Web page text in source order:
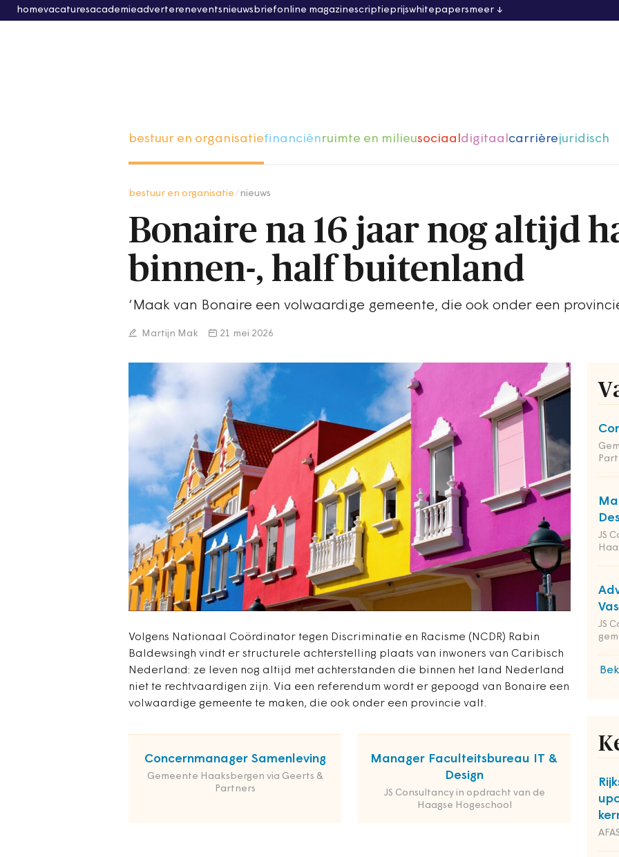
homevacaturesacademieadvertereneventsnieuwsbriefonline magazinescriptieprijswhitepapersmeer
bestuur en organisatiefinanciënruimte en milieusociaaldigitaalcarrièrejuridisch
bestuur en organisatie nieuws
Bonaire na 16 jaar nog altijd
binnen-, half buitenland
‘Maak van Bonaire een volwaardige gemeente, die ook onder een
Martijn Mak 21 mei 2026
Volgens Nationaal Coördinator tegen Discriminatie en Racisme (NCDR) Rabin
Baldewsingh vindt er structurele achterstelling plaats van inwoners van Caribisch
Nederland: ze leven nog altijd met achterstanden die binnen het land Nederland
niet te rechtvaardigen zijn. Via een referendum wordt er gepoogd van Bonaire een
volwaardige gemeente te maken, die ook onder een provincie valt.
Concernmanager Samenleving
Gemeente Haaksbergen via Geerts &
Partners
Manager Faculteitsbureau IT &
Design
JS Consultancy in opdracht van de
Haagse Hogeschool
JS
JS